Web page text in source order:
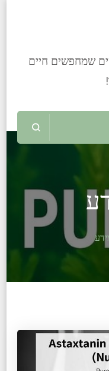
שמחפשים חיים